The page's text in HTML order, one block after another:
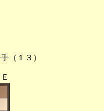
（１３）